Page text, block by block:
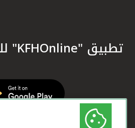
تطبيق "KFHOnline" للهواتف الذكية